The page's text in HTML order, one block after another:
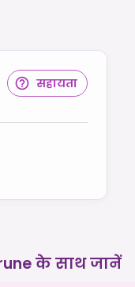
सहायता
के साथ जानें